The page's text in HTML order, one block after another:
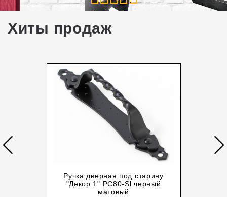
1 2 3 4 5
Хиты продаж
Ручка дверная под старину
"Декор 1" РС80-Sl черный
матовый